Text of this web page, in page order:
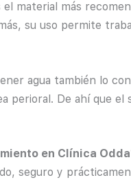
el material más
su uso permite
agua también lo
perioral. De ahí que el
en Clínica
seguro y